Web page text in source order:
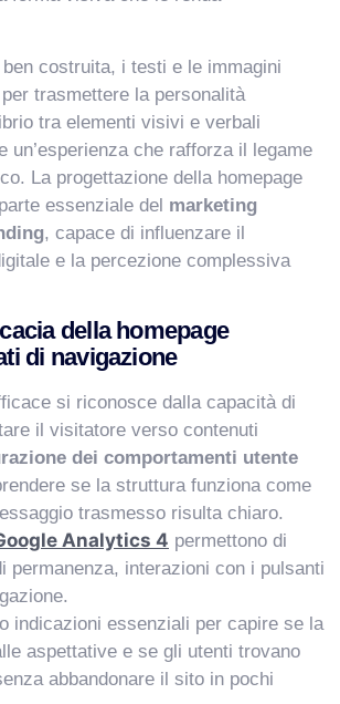
costruita, i testi e le immagini
trasmettere la personalità
tra elementi visivi e verbali
un’esperienza che rafforza il legame
La progettazione della homepage
essenziale del marketing
, capace di influenzare il
e la percezione complessiva
della homepage
di navigazione
si riconosce dalla capacità di
il visitatore verso contenuti
dei comportamenti utente
se la struttura funziona come
trasmesso risulta chiaro.
Analytics 4 permettono di
permanenza, interazioni con i pulsanti
indicazioni essenziali per capire se la
aspettative e se gli utenti trovano
abbandonare il sito in pochi